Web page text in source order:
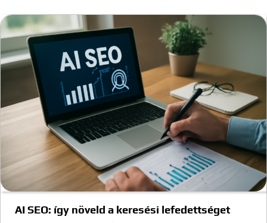
AI SEO: így növeld a keresési lefedettséget